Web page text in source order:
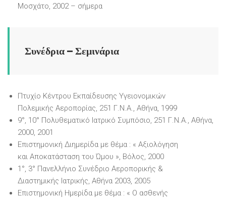
Μοσχάτο, 2002 – σήμερα
Συνέδρια – Σεμινάρια
Πτυχίο Κέντρου Εκπαίδευσης Υγειονομικών
Πολεμικής Αεροπορίας, 251 Γ.Ν.Α., Αθήνα, 1999
9°, 10° Πολυθεματικό Ιατρικό Συμπόσιο, 251 Γ.Ν.Α., Αθήνα,
2000, 2001
Επιστημονική Διημερίδα με θέμα : « Αξιολόγηση
και Αποκατάσταση του Ώμου », Βόλος, 2000
1°, 3° Πανελλήνιο Συνέδριο Αεροπορικής &
Διαστημικής Ιατρικής, Αθήνα 2003, 2005
Επιστημονική Ημερίδα με θέμα : « Ο ασθενής